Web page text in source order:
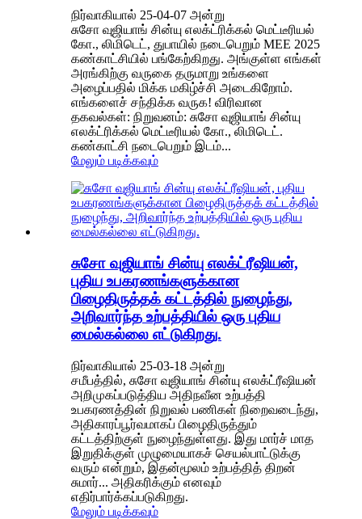
நிர்வாகியால் 25-04-07 அன்று
சுசோ வுஜியாங் சின்யு எலக்ட்ரிக்கல் மெட்டீரியல்
கோ., லிமிடெட், துபாயில் நடைபெறும் MEE 2025
கண்காட்சியில் பங்கேற்கிறது. அங்குள்ள எங்கள்
அரங்கிற்கு வருகை தருமாறு உங்களை
அழைப்பதில் மிக்க மகிழ்ச்சி அடைகிறோம்.
எங்களைச் சந்திக்க வருக! விரிவான
தகவல்கள்: நிறுவனம்: சுசோ வுஜியாங் சின்யு
எலக்ட்ரிக்கல் மெட்டீரியல் கோ., லிமிடெட்.
கண்காட்சி நடைபெறும் இடம்...
மேலும் படிக்கவும்
சுசோ வுஜியாங் சின்யு எலக்ட்ரீஷியன்,
புதிய உபகரணங்களுக்கான
பிழைதிருத்தக் கட்டத்தில் நுழைந்து,
அறிவார்ந்த உற்பத்தியில் ஒரு புதிய
மைல்கல்லை எட்டுகிறது.
நிர்வாகியால் 25-03-18 அன்று
சமீபத்தில், சுசோ வுஜியாங் சின்யு எலக்ட்ரீஷியன்
அறிமுகப்படுத்திய அதிநவீன உற்பத்தி
உபகரணத்தின் நிறுவல் பணிகள் நிறைவடைந்து,
அதிகாரப்பூர்வமாகப் பிழைதிருத்தும்
கட்டத்திற்குள் நுழைந்துள்ளது. இது மார்ச் மாத
இறுதிக்குள் முழுமையாகச் செயல்பாட்டுக்கு
வரும் என்றும், இதன்மூலம் உற்பத்தித் திறன்
சுமார்... அதிகரிக்கும் எனவும்
எதிர்பார்க்கப்படுகிறது.
மேலும் படிக்கவும்